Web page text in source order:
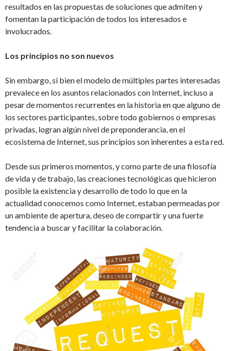
resultados en las propuestas de soluciones que admiten y
fomentan la participación de todos los interesados e
involucrados.
Los principios no son nuevos
Sin embargo, si bien el modelo de múltiples partes interesadas
prevalece en los asuntos relacionados con Internet, incluso a
pesar de momentos recurrentes en la historia en que alguno de
los sectores participantes, sobre todo gobiernos o empresas
privadas, logran algún nivel de preponderancia, en el
ecosistema de Internet, sus principios son inherentes a esta red.
Desde sus primeros momentos, y como parte de una filosofía
de vida y de trabajo, las creaciones tecnológicas que hicieron
posible la existencia y desarrollo de todo lo que en la
actualidad conocemos como Internet, estaban permeadas por
un ambiente de apertura, deseo de compartir y una fuerte
tendencia a buscar y facilitar la colaboración.